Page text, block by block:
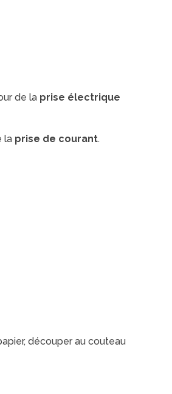
de la prise électrique
la prise de courant.
découper au couteau